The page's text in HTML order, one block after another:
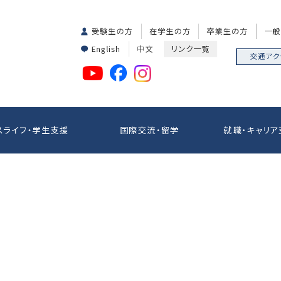
受験生の方 在学生の方 卒業生の方 一
English
中文 リンク一覧
交通アク
ライフ・学生支援 国際交流・留学 就職・キャリ